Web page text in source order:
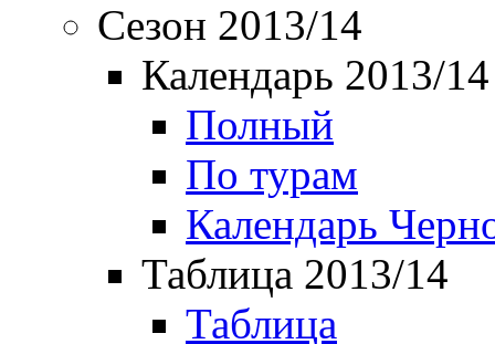
Сезон 2013/14
Календарь 2013/14
Полный
По турам
Календарь
Таблица 2013/14
Таблица